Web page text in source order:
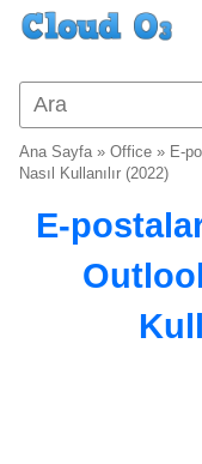
Ana Sayfa» Office » E-
Nasıl Kullanılır (2022)
E-